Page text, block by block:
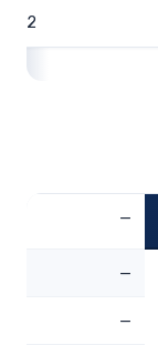
48.2
—
—
—